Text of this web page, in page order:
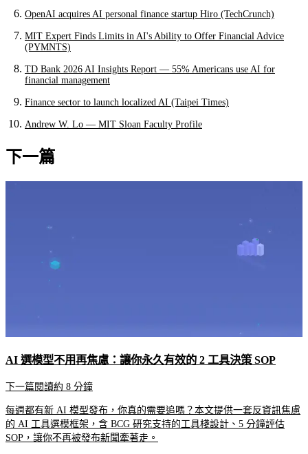
OpenAI acquires AI personal finance startup Hiro (TechCrunch)
MIT Expert Finds Limits in AI's Ability to Offer Financial Advice
(PYMNTS)
TD Bank 2026 AI Insights Report — 55% Americans use AI for
financial management
Finance sector to launch localized AI (Taipei Times)
Andrew W. Lo — MIT Sloan Faculty Profile
下一篇
AI 選模型不用再焦慮：讓你永久有效的 2 工具決策 SOP
下一篇閱讀約 8 分鐘
每週都有新 AI 模型發布，你真的需要追嗎？本文提供一套反資訊焦慮
的 AI 工具選模框架，含 BCG 研究支持的工具棧設計、5 分鐘評估
SOP，讓你不再被發布新聞牽著走。